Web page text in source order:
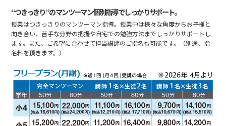
“つきっきり”のマンツーマン個別指導でしっかりサポート。
授業はつきっきりのマンツーマン指導。授業中は様々な角度からお子様と
向き合い、苦手な分野の把握や自宅での勉強方法までしっかりサポートし
ます。また、ご希望に合わせて担当講師のご指名も可能です。（別途、指
名料を頂きます。）